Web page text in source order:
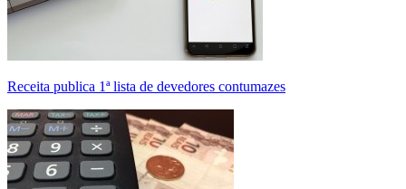
Receita publica 1ª lista de devedores contumazes